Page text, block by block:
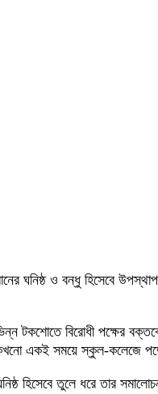
ঘনিষ্ঠ ও বন্ধু হিসেবে
টকশোতে বিরোধী পক্ষের
একই সময়ে স্কুল-কলেজে
হিসেবে তুলে ধরে তার